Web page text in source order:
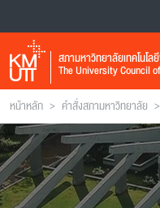
สภามหาวิทยาลัยเทคโนโล
The University Council
หน้าหลัก > คำสั่งสภามหาวิทยาลัย >